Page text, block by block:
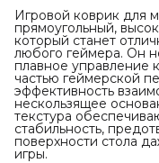
Игровой коврик для
прямоугольный,
который станет
любого геймера. Он
плавное управление
частью геймерской
эффективность
нескользящее
текстура
стабильность,
поверхности стола
игры.